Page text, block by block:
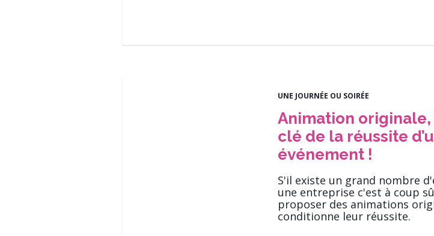
UNE JOURNÉE OU SOIRÉE
Animation
clé de la réussite
événement !
S'il existe un grand nombre
une entreprise c'est à coup
proposer des animations
conditionne leur réussite.